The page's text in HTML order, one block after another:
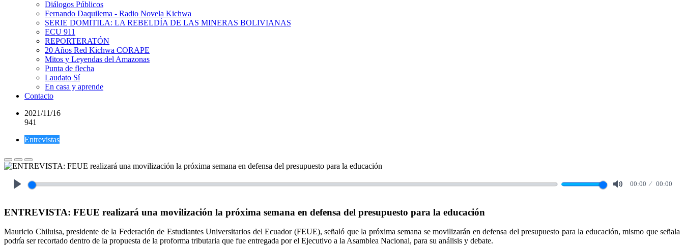
Diálogos Públicos
Fernando Daquilema - Radio Novela Kichwa
SERIE DOMITILA: LA REBELDÍA DE LAS MINERAS BOLIVIANAS
ECU 911
REPORTERATÓN
20 Años Red Kichwa CORAPE
Mitos y Leyendas del Amazonas
Punta de flecha
Laudato Sí
En casa y aprende
Contacto
2021/11/16
941
Entrevistas
00:00 00:00
ENTREVISTA: FEUE realizará una movilización la próxima semana en defensa del presupuesto para la educación
Mauricio Chiluisa, presidente de la Federación de Estudiantes Universitarios del Ecuador (FEUE), señaló que la próxima semana se movilizarán en defensa del presupuesto para la educación, mismo que señala
podría ser recortado dentro de la propuesta de la proforma tributaria que fue entregada por el Ejecutivo a la Asamblea Nacional, para su análisis y debate.